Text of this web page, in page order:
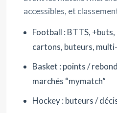
accessibles, et
Football : BTTS, +buts,
cartons, buteurs,
Basket : points /
marchés “mymatch”
Hockey : buteurs /